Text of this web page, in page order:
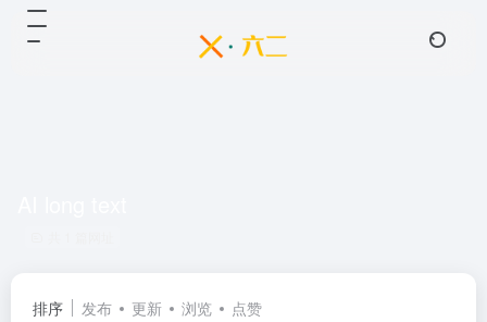
排序 发布 更新 浏览 点赞